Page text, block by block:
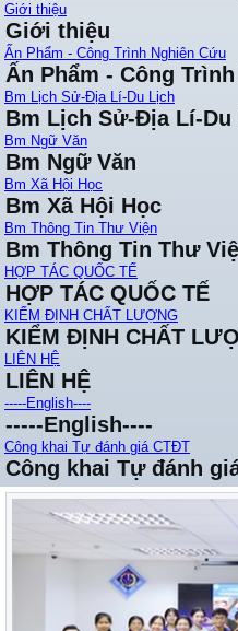
Giới thiệu
Giới thiệu
Ấn Phẩm - Công Trình Nghiên Cứu
Ấn Phẩm - Công
Bm Lịch Sử-Địa Lí-Du Lịch
Bm Lịch Sử-Địa Lí-Du
Bm Ngữ Văn
Bm Ngữ Văn
Bm Xã Hội Học
Bm Xã Hội Học
Bm Thông Tin Thư Viện
Bm Thông Tin Thư
HỢP TÁC QUỐC TẾ
HỢP TÁC QUỐC TẾ
KIỂM ĐỊNH CHẤT LƯỢNG
KIỂM ĐỊNH CHẤT
LIÊN HỆ
LIÊN HỆ
-----English----
-----English----
Công khai Tự đánh giá CTĐT
Công khai Tự đánh